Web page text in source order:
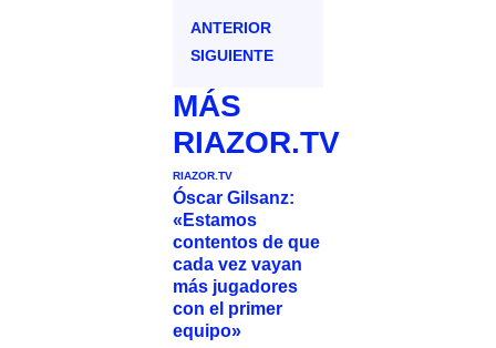
ANTERIOR
SIGUIENTE
MÁS
RIAZOR.TV
RIAZOR.TV
Óscar Gilsanz:
«Estamos
contentos de que
cada vez vayan
más jugadores
con el primer
equipo»